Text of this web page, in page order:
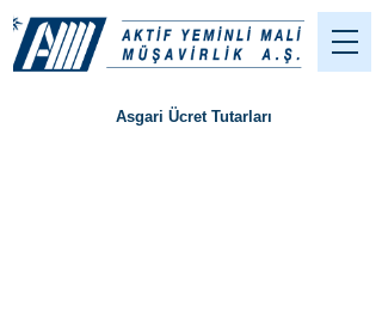
Asgari Ücret Tutarları